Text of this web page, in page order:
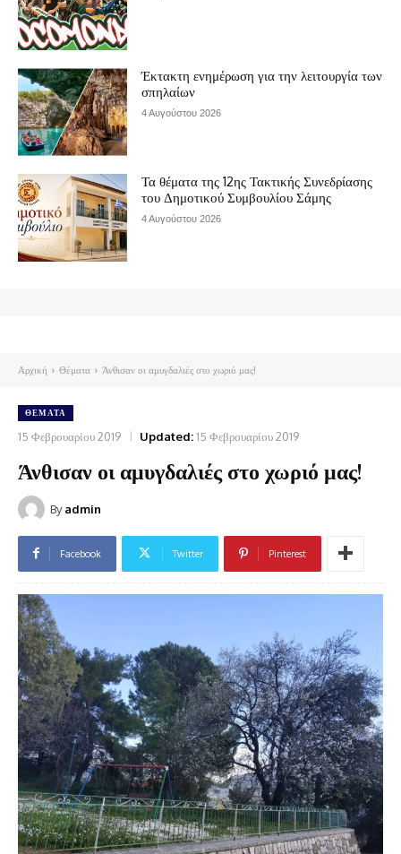
Έκτακτη ενημέρωση για την λειτουργία των
σπηλαίων
4 Αυγούστου 2026
Τα θέματα της 12ης Τακτικής Συνεδρίασης
του Δημοτικού Συμβουλίου Σάμης
4 Αυγούστου 2026